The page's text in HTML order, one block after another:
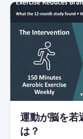
運動が脳を若
は？